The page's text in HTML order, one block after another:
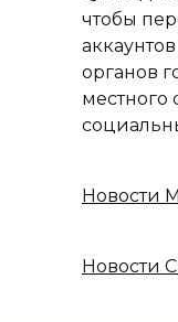
чтобы
органов
местного
Новости
Новости